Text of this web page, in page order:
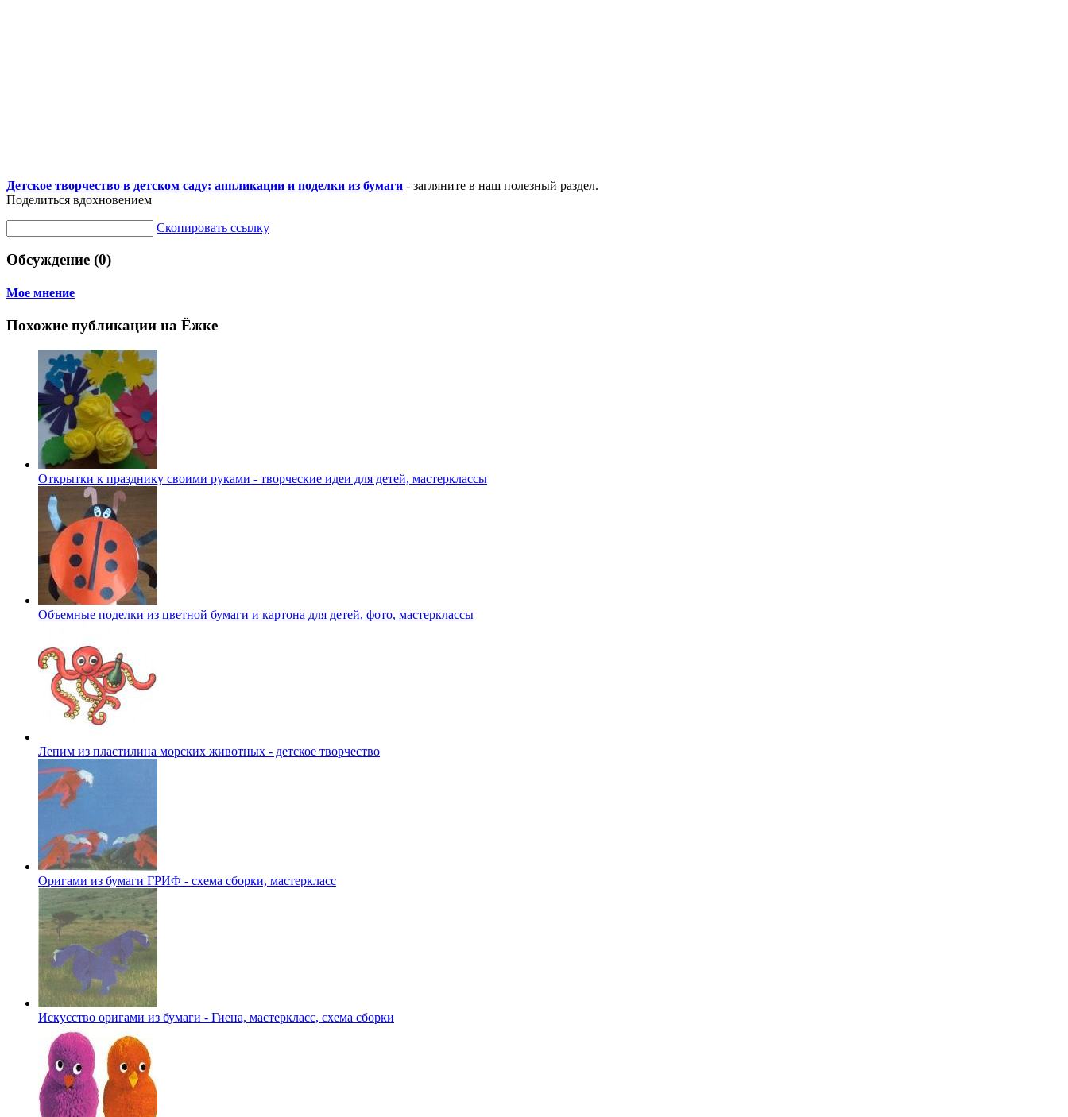
Детское творчество в детском саду: аппликации и поделки из бумаги - загляните в наш полезный раздел.
Поделиться вдохновением
Скопировать ссылку
Обсуждение (0)
Мое мнение
Похожие публикации на Ёжке
Открытки к празднику своими руками - творческие идеи для детей, мастерклассы
Объемные поделки из цветной бумаги и картона для детей, фото, мастерклассы
Лепим из пластилина морских животных - детское творчество
Оригами из бумаги ГРИФ - схема сборки, мастеркласс
Искусство оригами из бумаги - Гиена, мастеркласс, схема сборки